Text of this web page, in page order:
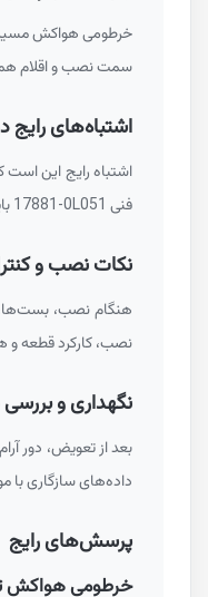
خرطومی هواکش مسیر
سمت نصب و اقلام
اشتباه‌های
فنی 17881-0L051
نکات نصب و
هنگام نصب، بست‌ها،
نصب، کارکرد قطعه و
نگهداری و بررسی
بعد از تعویض، دور
داده‌های سازگاری با
پرسش‌های رایج
خرطومی هواکش تویوتا هایلوکس